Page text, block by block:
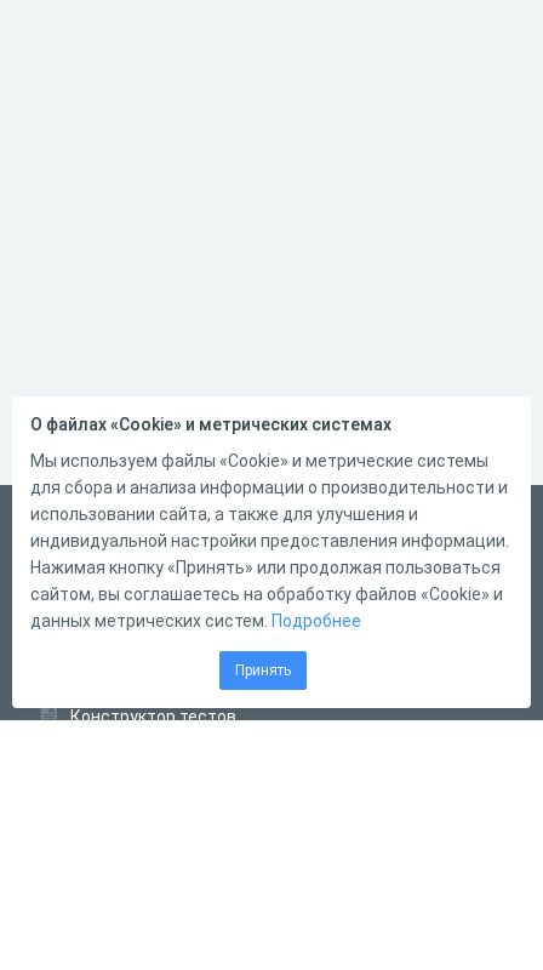
Русский
Справка
Форма обратной связи
Конструктор тестов
О файлах «Cookie» и метрических системах
Мы используем файлы «Cookie» и метрические системы
для сбора и анализа информации о производительности и
использовании сайта, а также для улучшения и
индивидуальной настройки предоставления информации.
Нажимая кнопку «Принять» или продолжая пользоваться
сайтом, вы соглашаетесь на обработку файлов «Cookie» и
данных метрических систем. Подробнее
Принять